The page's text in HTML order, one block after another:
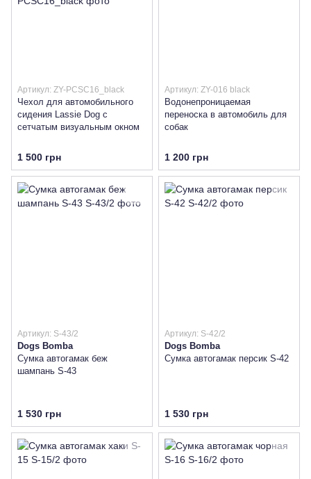
Артикул: ZY-PCSC16_black
Чехол для автомобильного
сидения Lassie Dog с
сетчатым визуальным окном
1 500 грн
Артикул: ZY-016 black
Водонепроницаемая
переноска в автомобиль для
собак
1 200 грн
Артикул: S-43/2
Dogs Bomba
Сумка автогамак беж
шампань S-43
1 530 грн
Артикул: S-42/2
Dogs Bomba
Сумка автогамак персик S-42
1 530 грн